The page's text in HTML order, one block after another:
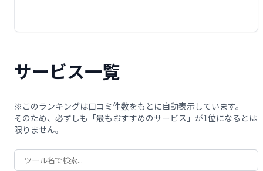
サービス一覧
※このランキングは口コミ件数をもとに自動表示しています。
そのため、必ずしも「最もおすすめのサービス」が1位になるとは
限りません。